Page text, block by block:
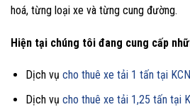
hoá, từng loại xe và từng cung đường.
Hiện tại chúng tôi đang cung cấp
Dịch vụ cho thuê xe tải 1 tấn tại
Dịch vụ cho thuê xe tải 1,25 tấn tại